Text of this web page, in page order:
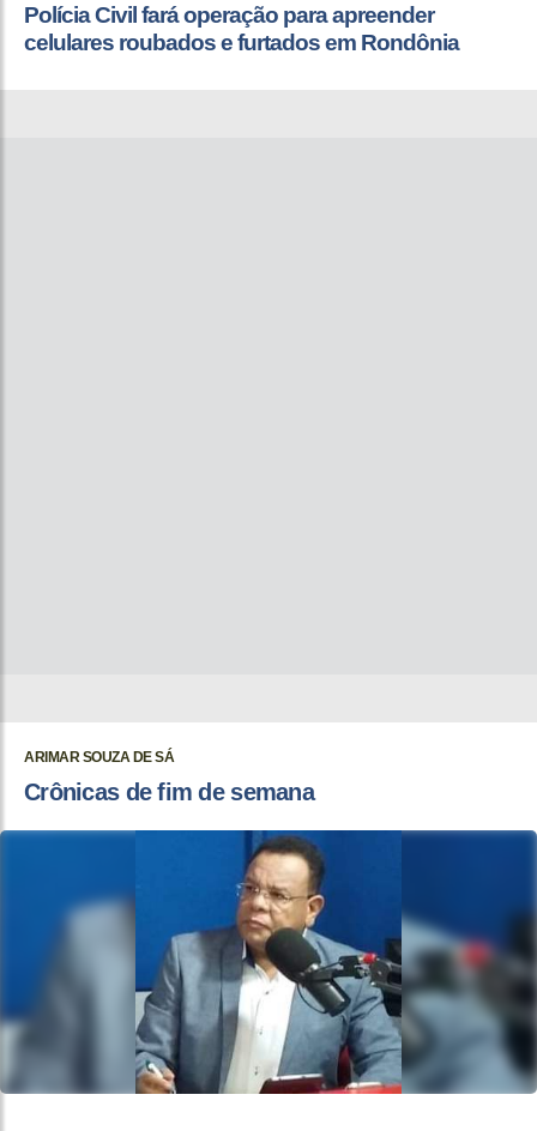
Polícia Civil fará operação para apreender
celulares roubados e furtados em Rondônia
ARIMAR SOUZA DE SÁ
Crônicas de fim de semana